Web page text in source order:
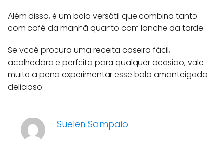
Além disso, é um bolo versátil que combina tanto
com café da manhã quanto com lanche da tarde.
Se você procura uma receita caseira fácil,
acolhedora e perfeita para qualquer ocasião, vale
muito a pena experimentar esse bolo amanteigado
delicioso.
Suelen Sampaio